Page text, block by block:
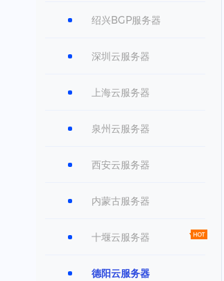
绍兴BGP服务器
深圳云服务器
上海云服务器
泉州云服务器
西安云服务器
内蒙古服务器
十堰云服务器
德阳云服务器